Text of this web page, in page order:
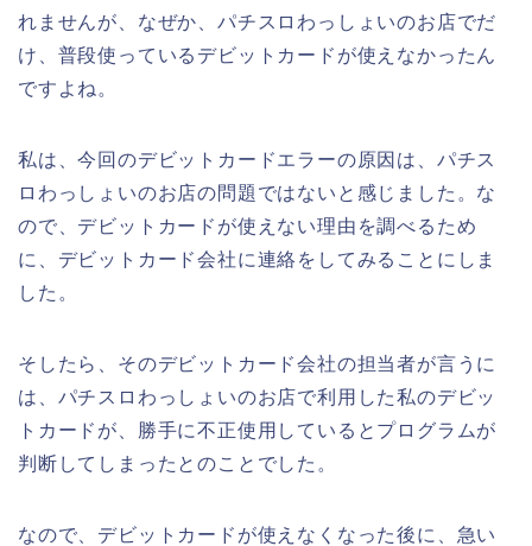
れませんが、なぜか、パチスロわっしょいのお店でだ
け、普段使っているデビットカードが使えなかったん
ですよね。
私は、今回のデビットカードエラーの原因は、パチス
ロわっしょいのお店の問題ではないと感じました。な
ので、デビットカードが使えない理由を調べるため
に、デビットカード会社に連絡をしてみることにしま
した。
そしたら、そのデビットカード会社の担当者が言うに
は、パチスロわっしょいのお店で利用した私のデビッ
トカードが、勝手に不正使用しているとプログラムが
判断してしまったとのことでした。
なので、デビットカードが使えなくなった後に、急い